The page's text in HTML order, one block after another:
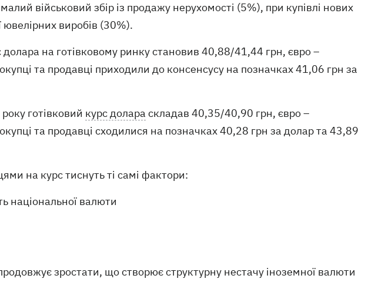
військовий збір із продажу нерухомості (5%), при купівлі нових
ювелірних виробів (30%).
долара на готівковому ринку становив 40,88/41,44 грн, євро –
та продавці приходили до консенсусу на позначках 41,06 грн за
готівковий курс долара складав 40,35/40,90 грн, євро –
та продавці сходилися на позначках 40,28 грн за долар та 43,89
на курс тиснуть ті самі фактори:
національної валюти
зростати, що створює структурну нестачу іноземної валюти